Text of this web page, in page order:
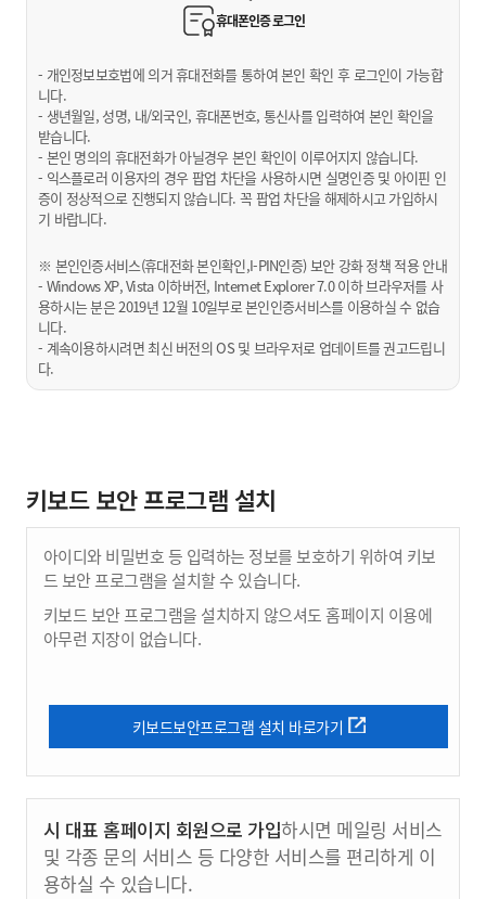
휴대폰인증로그인
- 개인정보보호법에 의거 휴대전화를 통하여 본인 확인 후 로그인이 가능합
니다.
- 생년월일, 성명, 내/외국인, 휴대폰번호, 통신사를 입력하여 본인 확인을
받습니다.
- 본인 명의의 휴대전화가 아닐경우 본인 확인이 이루어지지 않습니다.
- 익스플로러 이용자의 경우 팝업 차단을 사용하시면 실명인증 및 아이핀 인
증이 정상적으로 진행되지 않습니다. 꼭 팝업 차단을 해제하시고 가입하시
기 바랍니다.
※ 본인인증서비스(휴대전화 본인확인,I-PIN인증) 보안 강화 정책 적용 안내
- Windows XP, Vista 이하버전, Internet Explorer 7.0 이하 브라우저를 사
용하시는 분은 2019년 12월 10일부로 본인인증서비스를 이용하실 수 없습
니다.
- 계속이용하시려면 최신 버전의 OS 및 브라우저로 업데이트를 권고드립니
다.
키보드 보안 프로그램 설치
아이디와 비밀번호 등 입력하는 정보를 보호하기 위하여 키보
드 보안 프로그램을 설치할 수 있습니다.
키보드 보안 프로그램을 설치하지 않으셔도 홈페이지 이용에
아무런 지장이 없습니다.
키보드보안프로그램 설치 바로가기
시 대표 홈페이지 회원으로 가입하시면 메일링 서비스
및 각종 문의 서비스 등 다양한 서비스를 편리하게 이
용하실 수 있습니다.